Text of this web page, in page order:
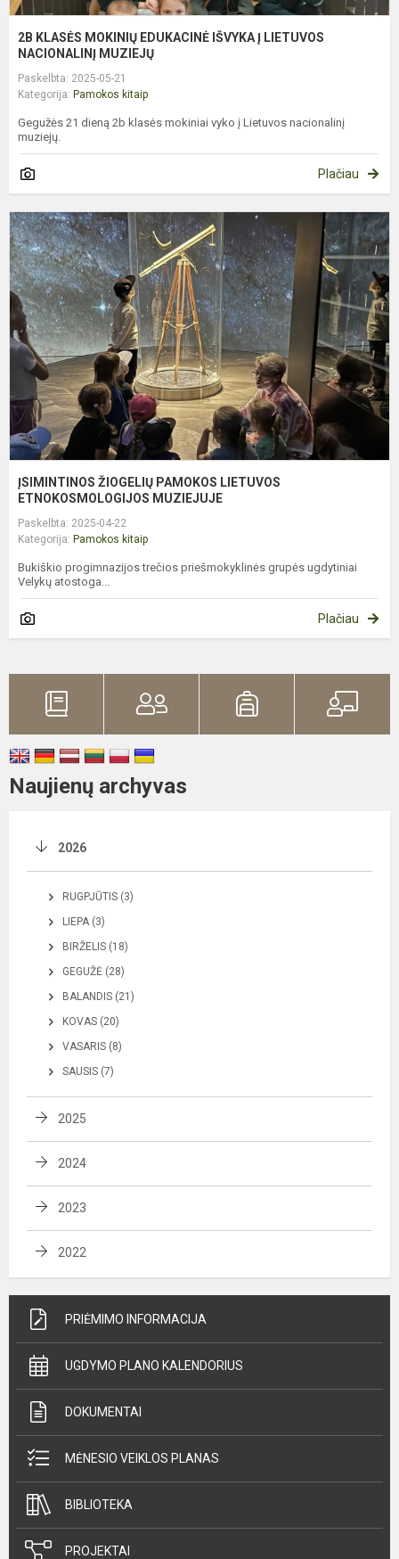
2B KLASĖS MOKINIŲ EDUKACINĖ IŠVYKA Į LIETUVOS
NACIONALINĮ MUZIEJŲ
Paskelbta: 2025-05-21
Kategorija: Pamokos kitaip
Gegužės 21 dieną 2b klasės mokiniai vyko į Lietuvos nacionalinį
muziejų.
Plačiau
ĮSIMINTINOS ŽIOGELIŲ PAMOKOS LIETUVOS
ETNOKOSMOLOGIJOS MUZIEJUJE
Paskelbta: 2025-04-22
Kategorija: Pamokos kitaip
Bukiškio progimnazijos trečios priešmokyklinės grupės ugdytiniai
Velykų atostoga...
Plačiau
Naujienų archyvas
2026
RUGPJŪTIS (3)
LIEPA (3)
BIRŽELIS (18)
GEGUŽĖ (28)
BALANDIS (21)
KOVAS (20)
VASARIS (8)
SAUSIS (7)
2025
2024
2023
2022
PRIĖMIMO INFORMACIJA
UGDYMO PLANO KALENDORIUS
DOKUMENTAI
MĖNESIO VEIKLOS PLANAS
BIBLIOTEKA
PROJEKTAI